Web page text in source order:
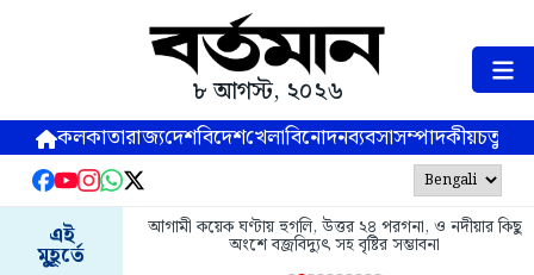
৮ আগস্ট, ২০২৬
কলকাতারাজ্যদেশবিদেশখেলাবিনোদনব্যবসাসম্পাদকীয়
এই
মুহূর্তে
আগামী কয়েক ঘণ্টায় হুগলি, উত্তর ২৪ পরগনা, ও নদীয়ার কিছু
অংশে বজ্রবিদ্যুৎ সহ বৃষ্টির সম্ভাবনা